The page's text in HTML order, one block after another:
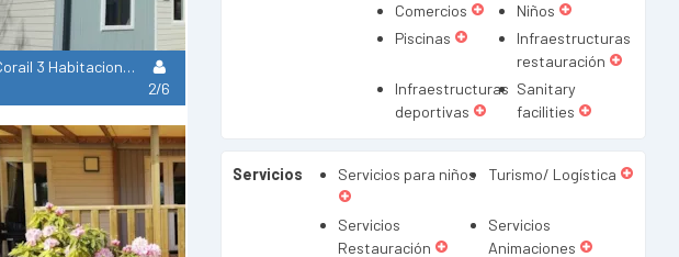
Móvil Corail 3 Habitaciones - 33 M²
2/6
Comercios
Niños
Piscinas
Infraestructuras
restauración
Infraestructuras
deportivas
Sanitary
facilities
Servicios Servicios para niños Turismo/ Logística
Servicios
Restauración
Servicios
Animaciones